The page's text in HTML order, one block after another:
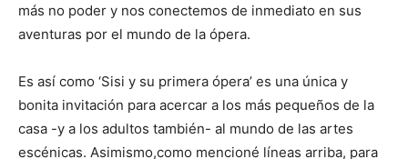
más no poder y nos conectemos de inmediato en sus
aventuras por el mundo de la ópera.
Es así como ‘Sisi y su primera ópera’ es una única y
bonita invitación para acercar a los más pequeños de la
casa -y a los adultos también- al mundo de las artes
escénicas. Asimismo,como mencioné líneas arriba, para